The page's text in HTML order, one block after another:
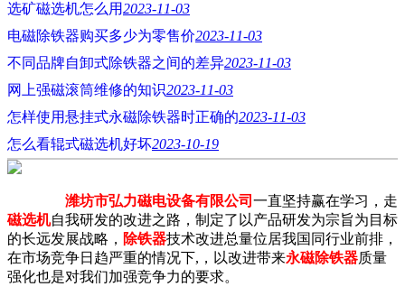
选矿磁选机怎么用2023-11-03
电磁除铁器购买多少为零售价2023-11-03
不同品牌自卸式除铁器之间的差异2023-11-03
网上强磁滚筒维修的知识2023-11-03
怎样使用悬挂式永磁除铁器时正确的2023-11-03
怎么看辊式磁选机好坏2023-10-19
潍坊市弘力磁电设备有限公司 一直坚持赢在学习，走
磁选机自我研发的改进之路，制定了以产品研发为宗旨为目标
的长远发展战略， 除铁器技术改进总量位居我国同行业前排，
在市场竞争日趋严重的情况下,，以改进带来永磁除铁器质量
强化也是对我们加强竞争力的要求。